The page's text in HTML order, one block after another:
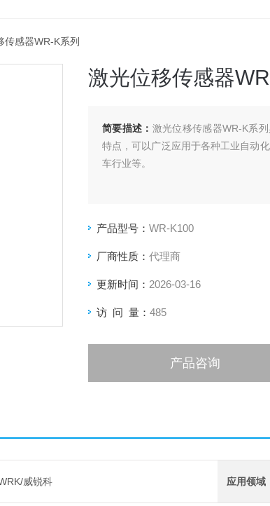
传感器WR-K系列
激光位移传感器
简要描述： 激光位移传感器WR-K系
特点，可以广泛应用于各种工业自动
车行业等。
产品型号： WR-K100
厂商性质： 代理商
更新时间： 2026-03-16
访 问 量： 485
产品咨询
威锐科 应用领域